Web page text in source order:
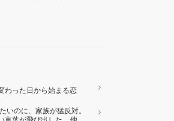
わった日から始まる恋
いのに、家族が猛反対。